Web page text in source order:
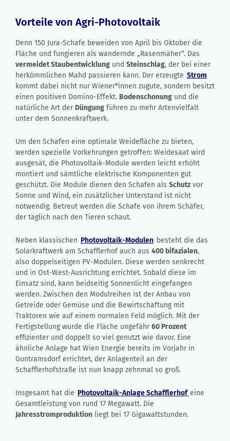
Vorteile von Agri-Photovoltaik
Denn 150 Jura-Schafe beweiden von April bis Oktober die
Fläche und fungieren als wandernde „Rasenmäher“. Das
vermeidet Staubentwicklung und Steinschlag, der bei einer
herkömmlichen Mahd passieren kann. Der erzeugte Strom
kommt dabei nicht nur Wiener*innen zugute, sondern besitzt
einen positiven Domino-Effekt. Bodenschonung und die
natürliche Art der Düngung führen zu mehr Artenvielfalt
unter dem Sonnenkraftwerk.
Um den Schafen eine optimale Weidefläche zu bieten,
werden spezielle Vorkehrungen getroffen: Weidesaat wird
ausgesät, die Photovoltaik-Module werden leicht erhöht
montiert und sämtliche elektrische Komponenten gut
geschützt. Die Module dienen den Schafen als Schutz vor
Sonne und Wind, ein zusätzlicher Unterstand ist nicht
notwendig. Betreut werden die Schafe von ihrem Schäfer,
der täglich nach den Tieren schaut.
Neben klassischen Photovoltaik-Modulen besteht die das
Solarkraftwerk am Schafflerhof auch aus 400 bifazialen,
also doppelseitigen PV-Modulen. Diese werden senkrecht
und in Ost-West-Ausrichtung errichtet. Sobald diese im
Einsatz sind, kann beidseitig Sonnenlicht eingefangen
werden. Zwischen den Modulreihen ist der Anbau von
Getreide oder Gemüse und die Bewirtschaftung mit
Traktoren wie auf einem normalen Feld möglich. Mit der
Fertigstellung wurde die Fläche ungefähr60 Prozent
effizienter und doppelt so viel genutzt wie davor. Eine
ähnliche Anlage hat Wien Energie bereits im Vorjahr in
Guntramsdorf errichtet, der Anlagenteil an der
Schafflerhofstraße ist nun knapp zehnmal so groß.
Insgesamt hat die Photovoltaik-Anlage Schafflerhof eine
Gesamtleistung von rund 17 Megawatt. Die
Jahresstromproduktion liegt bei 17 Gigawattstunden.